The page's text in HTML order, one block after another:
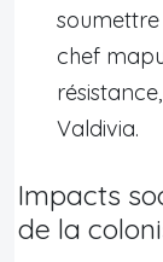
chef
Valdivia.
Impacts
de la